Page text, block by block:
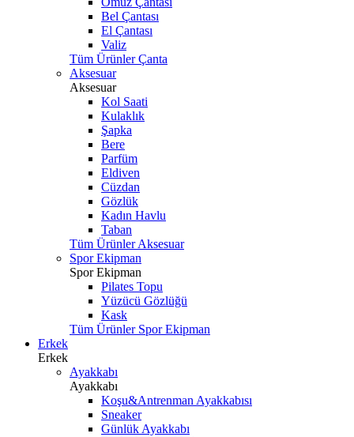
Bel Çantası
El Çantası
Valiz
Tüm Ürünler Çanta
Aksesuar
Aksesuar
Kol Saati
Kulaklık
Şapka
Bere
Parfüm
Eldiven
Cüzdan
Gözlük
Kadın Havlu
Taban
Tüm Ürünler Aksesuar
Spor Ekipman
Spor Ekipman
Pilates Topu
Yüzücü Gözlüğü
Kask
Tüm Ürünler Spor Ekipman
Erkek
Erkek
Ayakkabı
Ayakkabı
Koşu&Antrenman Ayakkabısı
Sneaker
Günlük Ayakkabı